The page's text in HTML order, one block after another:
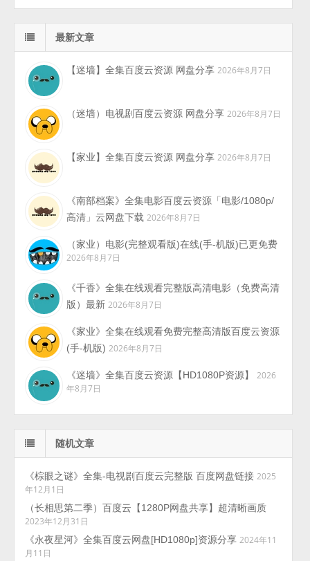
最新文章
【迷墙】全集百度云资源 网盘分享 2026年8月7日
（迷墙）电视剧百度云资源 网盘分享 2026年8月7日
【家业】全集百度云资源 网盘分享 2026年8月7日
《南部档案》全集电影百度云资源「电影/1080p/
高清」云网盘下载 2026年8月7日
（家业）电影(完整观看版)在线(手-机版)已更免费
2026年8月7日
《千香》全集在线观看完整版高清电影（免费高清
版）最新 2026年8月7日
《家业》全集在线观看免费完整高清版百度云资源
(手-机版) 2026年8月7日
《迷墙》全集百度云资源【HD1080P资源】
2026
年8月7日
随机文章
《棕眼之谜》全集-电视剧百度云完整版 百度网盘链接 2025
年12月1日
（长相思第二季）百度云【1280P网盘共享】超清晰画质
2023年12月31日
《永夜星河》全集百度云网盘[HD1080p]资源分享 2024年11
月11日